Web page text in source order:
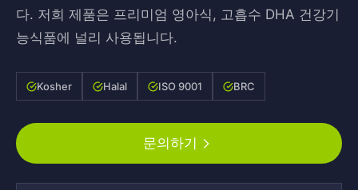
다. 저희 제품은 프리미엄 영아식, 고흡수 DHA 건강기
능식품에 널리 사용됩니다.
Kosher Halal ISO 9001 BRC
문의하기